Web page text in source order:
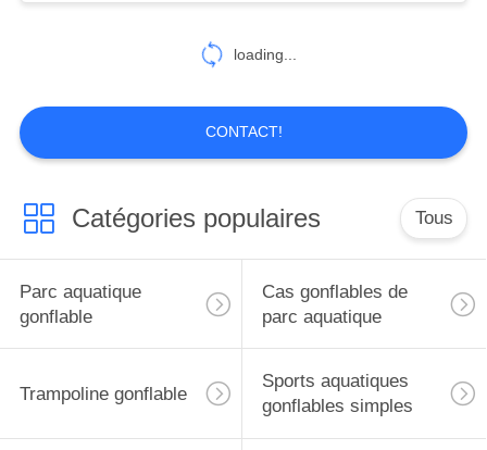
paintball gonflable
Voie d'air de
gymnastique
6
loading...
CONTACT!
Catégories populaires Tous
Parc aquatique
gonflable
Cas gonflables de
parc aquatique
Trampoline gonflable
Sports aquatiques
gonflables simples